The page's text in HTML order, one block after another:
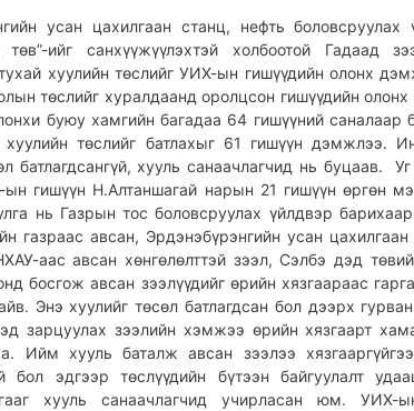
усан цахилгаан станц, нефть боловсруулах
ийг санхүүжүүлэхтэй холбоотой Гадаад
хуулийн төслийг УИХ-ын гишүүдийн олонх
төслийг хуралдаанд оролцсон гишүүдийн олонх
буюу хамгийн багадаа 64 гишүүний саналаар
хуулийн төслийг батлахыг 61 гишүүн дэмжлээ.
батлагдсангүй, хууль санаачлагчид нь буцаав.
ын гишүүн Н.Алтаншагай нарын 21 гишүүн өргөн
нь Газрын тос боловсруулах үйлдвэр
газраас авсан, Эрдэнэбүрэнгийн усан
аас авсан хөнгөлөлттэй зээл, Сэлбэ дэд
босгож авсан зээлүүдийг өрийн хязгаараас
Энэ хуулийг төсөл батлагдсан бол дээрх
зарцуулах зээлийн хэмжээ өрийн хязгаарт
Ийм хууль баталж авсан зээлээ
бол эдгээр төслүүдийн бүтээн байгуулалт
хууль санаачлагчид учирласан юм. УИХ-